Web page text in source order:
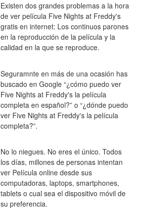
Existen dos grandes problemas a la hora
de ver película Five Nights at Freddy's
gratis en internet: Los continuos parones
en la reproducción de la película y la
calidad en la que se reproduce.
Seguramnte en más de una ocasión has
buscado en Google “¿cómo puedo ver
Five Nights at Freddy's la película
completa en español?” o “¿dónde puedo
ver Five Nights at Freddy's la película
completa?”.
No lo niegues. No eres el único. Todos
los días, millones de personas intentan
ver Película online desde sus
computadoras, laptops, smartphones,
tablets o cual sea el dispositivo móvil de
su preferencia.